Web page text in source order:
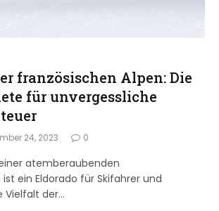
französischen Alpen: Die
für unvergessliche
24, 2023 0
atemberaubenden
ein Eldorado für Skifahrer und
Vielfalt der…